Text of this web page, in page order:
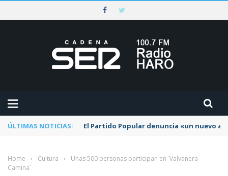
ÚLTIMAS NOTICIAS: El Partido Popular denuncia «un nuevo
Home › Cultura ›
Unas 500 personas participan en `Valvanera
Camina´